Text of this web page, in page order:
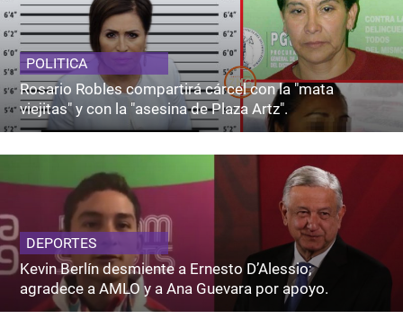
POLITICA
Rosario Robles compartirá cárcel con la "mata
viejitas" y con la "asesina de Plaza Artz".
DEPORTES
Kevin Berlín desmiente a Ernesto D’Alessio;
agradece a AMLO y a Ana Guevara por apoyo.